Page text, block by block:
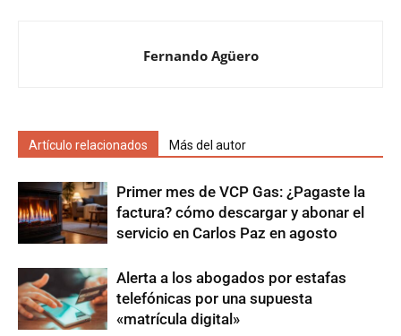
Fernando Agüero
Artículo relacionados Más del autor
Primer mes de VCP Gas: ¿Pagaste la
factura? cómo descargar y abonar el
servicio en Carlos Paz en agosto
Alerta a los abogados por estafas
telefónicas por una supuesta
«matrícula digital»